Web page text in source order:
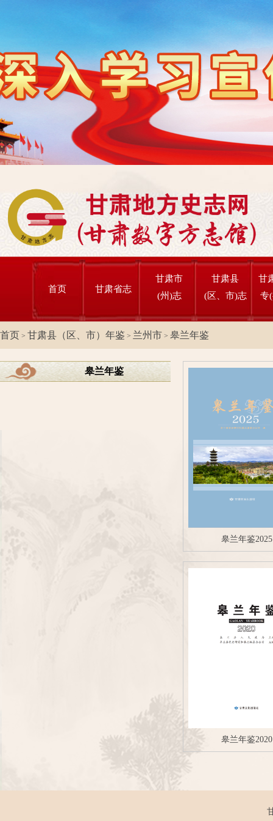
首页 甘肃省志
甘肃市
(州)志
甘肃县
(区、市)志
甘
专
首页 > 甘肃县（区、市）年鉴 > 兰州市 > 皋兰年鉴
皋兰年鉴
皋兰年鉴2025
皋兰年鉴2020